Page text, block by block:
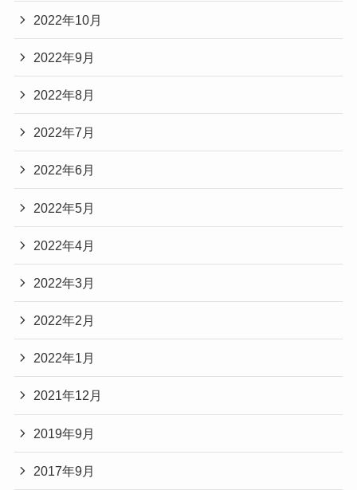
2022年10月
2022年9月
2022年8月
2022年7月
2022年6月
2022年5月
2022年4月
2022年3月
2022年2月
2022年1月
2021年12月
2019年9月
2017年9月